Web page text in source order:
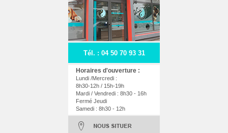
Tél. : 04 50 70 93 31
Horaires d'ouverture :
Lundi /Mercredi :
8h30-12h / 15h-19h
Mardi / Vendredi : 8h30 - 16h
Fermé Jeudi
Samedi : 8h30 - 12h